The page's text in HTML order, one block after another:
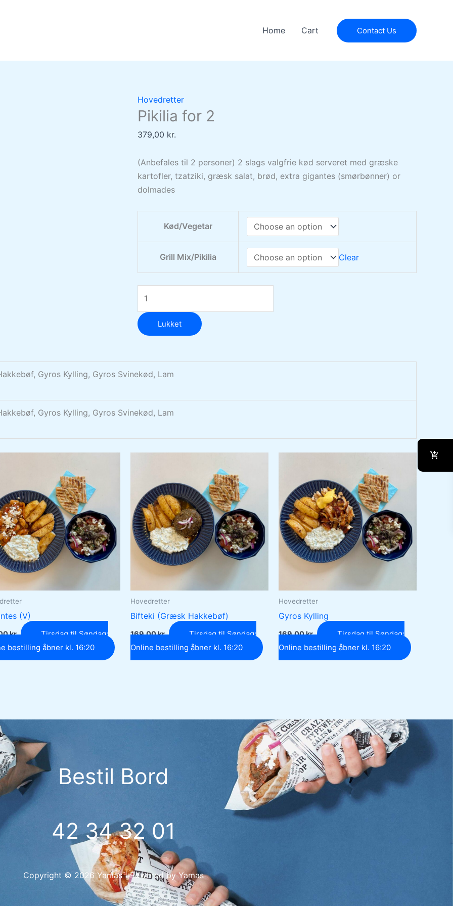
Home Cart Contact Us
Hovedretter
Pikilia for 2
379,00 kr.
(Anbefales til 2 personer) 2 slags valgfrie kød serveret med græske
kartofler, tzatziki, græsk salat, brød, extra gigantes (smørbønner) or
dolmades
Kød/Vegetar
Grill Mix/Pikilia Clear
Lukket
Gyros Kylling, Gyros Svinekød, Lam
Gyros Kylling, Gyros Svinekød, Lam
(V)
kr.
Tirsdag til Søndag:
bestilling åbner kl. 16:20
Hovedretter
Bifteki (Græsk Hakkebøf)
169,00kr.
Tirsdag til Søndag:
Online bestilling åbner kl. 16:20
Hovedretter
Gyros Kylling
169,00kr.
Tirsdag til Søndag:
Online bestilling åbner kl. 16:20
Bestil Bord
42 34 32 01
Copyright © 2026 Yamas | Powered by Yamas